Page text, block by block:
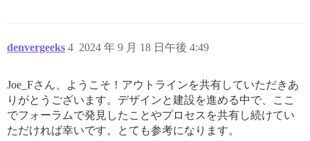
denvergeeks 2024 年 9 月 18 日午後 4:49
4
Joe_Fさん、ようこそ！アウトラインを共有していただきあ
りがとうございます。デザインと建設を進める中で、ここ
でフォーラムで発見したことやプロセスを共有し続けてい
ただければ幸いです。とても参考になります。